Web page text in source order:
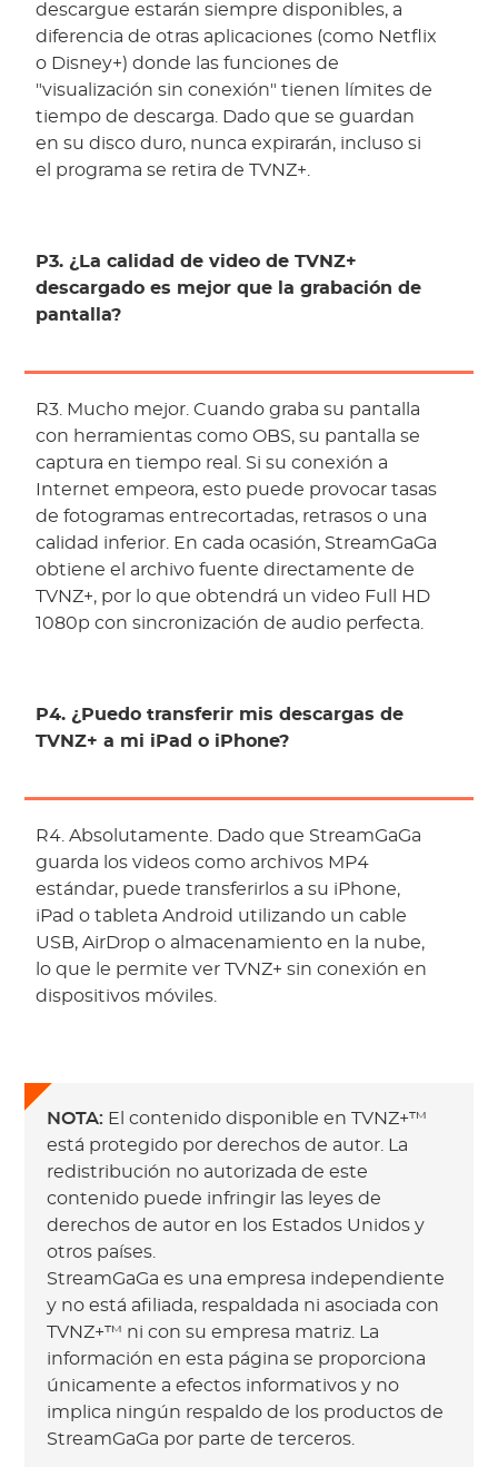
descargue estarán siempre disponibles, a
diferencia de otras aplicaciones (como Netflix
o Disney+) donde las funciones de
"visualización sin conexión" tienen límites de
tiempo de descarga. Dado que se guardan
en su disco duro, nunca expirarán, incluso si
el programa se retira de TVNZ+.
P3. ¿La calidad de video de TVNZ+
descargado es mejor que la grabación de
pantalla?
R3. Mucho mejor. Cuando graba su pantalla
con herramientas como OBS, su pantalla se
captura en tiempo real. Si su conexión a
Internet empeora, esto puede provocar tasas
de fotogramas entrecortadas, retrasos o una
calidad inferior. En cada ocasión, StreamGaGa
obtiene el archivo fuente directamente de
TVNZ+, por lo que obtendrá un video Full HD
1080p con sincronización de audio perfecta.
P4. ¿Puedo transferir mis descargas de
TVNZ+ a mi iPad o iPhone?
R4. Absolutamente. Dado que StreamGaGa
guarda los videos como archivos MP4
estándar, puede transferirlos a su iPhone,
iPad o tableta Android utilizando un cable
USB, AirDrop o almacenamiento en la nube,
lo que le permite ver TVNZ+ sin conexión en
dispositivos móviles.
NOTA: El contenido disponible en TVNZ+™
está protegido por derechos de autor. La
redistribución no autorizada de este
contenido puede infringir las leyes de
derechos de autor en los Estados Unidos y
otros países.
StreamGaGa es una empresa independiente
y no está afiliada, respaldada ni asociada con
TVNZ+™ ni con su empresa matriz. La
información en esta página se proporciona
únicamente a efectos informativos y no
implica ningún respaldo de los productos de
StreamGaGa por parte de terceros.